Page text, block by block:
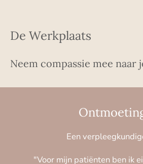
De Werkplaats
Neem compassie mee naar
Een
"Voor mijn patiënten ben ik